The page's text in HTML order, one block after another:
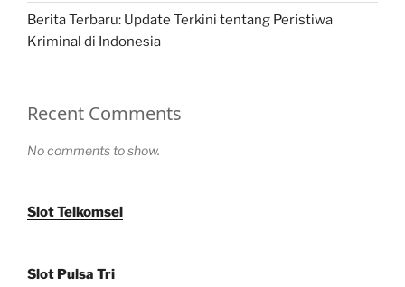
Berita Terbaru: Update Terkini tentang Peristiwa
Kriminal di Indonesia
Recent Comments
No comments to show.
Slot Telkomsel
Slot Pulsa Tri